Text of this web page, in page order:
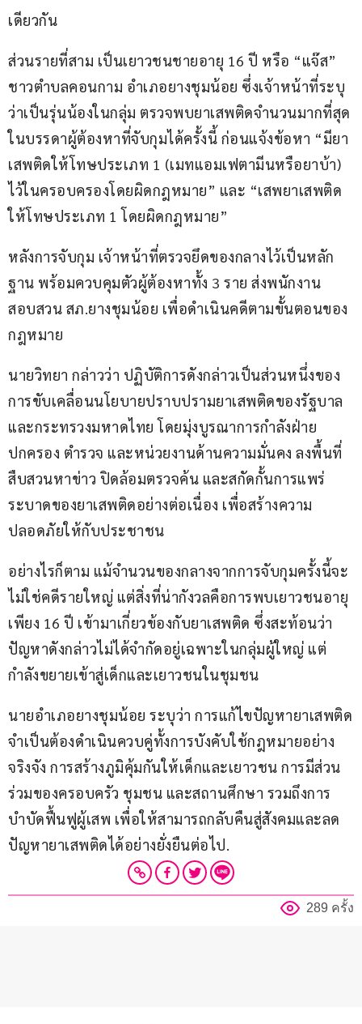
เดียวกัน
ส่วนรายที่สาม เป็นเยาวชนชายอายุ 16 ปี หรือ “แจ๊ส”
ชาวตำบลคอนกาม อำเภอยางชุมน้อย ซึ่งเจ้าหน้าที่ระบุ
ว่าเป็นรุ่นน้องในกลุ่ม ตรวจพบยาเสพติดจำนวนมากที่สุด
ในบรรดาผู้ต้องหาที่จับกุมได้ครั้งนี้ ก่อนแจ้งข้อหา “มียา
เสพติดให้โทษประเภท 1 (เมทแอมเฟตามีนหรือยาบ้า)
ไว้ในครอบครองโดยผิดกฎหมาย” และ “เสพยาเสพติด
ให้โทษประเภท 1 โดยผิดกฎหมาย”
หลังการจับกุม เจ้าหน้าที่ตรวจยึดของกลางไว้เป็นหลัก
ฐาน พร้อมควบคุมตัวผู้ต้องหาทั้ง 3 ราย ส่งพนักงาน
สอบสวน สภ.ยางชุมน้อย เพื่อดำเนินคดีตามขั้นตอนของ
กฎหมาย
นายวิทยา กล่าวว่า ปฏิบัติการดังกล่าวเป็นส่วนหนึ่งของ
การขับเคลื่อนนโยบายปราบปรามยาเสพติดของรัฐบาล
และกระทรวงมหาดไทย โดยมุ่งบูรณาการกำลังฝ่าย
ปกครอง ตำรวจ และหน่วยงานด้านความมั่นคง ลงพื้นที่
สืบสวนหาข่าว ปิดล้อมตรวจค้น และสกัดกั้นการแพร่
ระบาดของยาเสพติดอย่างต่อเนื่อง เพื่อสร้างความ
ปลอดภัยให้กับประชาชน
อย่างไรก็ตาม แม้จำนวนของกลางจากการจับกุมครั้งนี้จะ
ไม่ใช่คดีรายใหญ่ แต่สิ่งที่น่ากังวลคือการพบเยาวชนอายุ
เพียง 16 ปี เข้ามาเกี่ยวข้องกับยาเสพติด ซึ่งสะท้อนว่า
ปัญหาดังกล่าวไม่ได้จำกัดอยู่เฉพาะในกลุ่มผู้ใหญ่ แต่
กำลังขยายเข้าสู่เด็กและเยาวชนในชุมชน
นายอำเภอยางชุมน้อย ระบุว่า การแก้ไขปัญหายาเสพติด
จำเป็นต้องดำเนินควบคู่ทั้งการบังคับใช้กฎหมายอย่าง
จริงจัง การสร้างภูมิคุ้มกันให้เด็กและเยาวชน การมีส่วน
ร่วมของครอบครัว ชุมชน และสถานศึกษา รวมถึงการ
บำบัดฟื้นฟูผู้เสพ เพื่อให้สามารถกลับคืนสู่สังคมและลด
ปัญหายาเสพติดได้อย่างยั่งยืนต่อไป.
289 ครั้ง